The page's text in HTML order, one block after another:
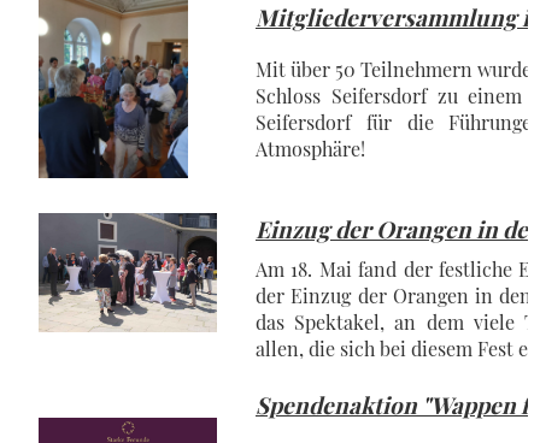
Mitgliederversammlung
Mit über 50 Teilnehmern wurde
Schloss Seifersdorf zu einem
Seifersdorf für die
Atmosphäre!
Einzug der Orangen in
Am 18. Mai fand der festliche
der Einzug der Orangen in
das Spektakel, an dem viele
allen, die sich bei diesem Fest
Spendenaktion "Wappen